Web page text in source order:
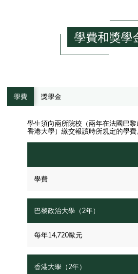
學費和獎學
學費 獎學金
學生須向兩所院校（兩年在法國巴
香港大學）繳交報讀時所規定的學費
學費
每年14,720歐元